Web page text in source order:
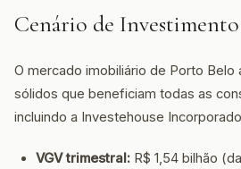
Cenário de
O mercado imobiliário de Porto
sólidos que beneficiam todas as
incluindo a Investehouse
VGV trimestral: R$ 1,54 bilhão